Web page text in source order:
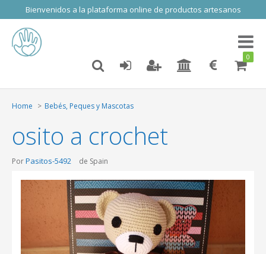
Bienvenidos a la plataforma online de productos artesanos
Toggle
0
Home Bebés, Peques y Mascotas
osito a crochet
PorPasitos-5492 de Spain